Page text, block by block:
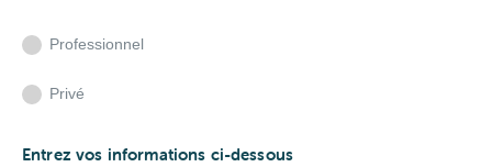
Professionnel
Privé
Entrez vos informations ci-dessous